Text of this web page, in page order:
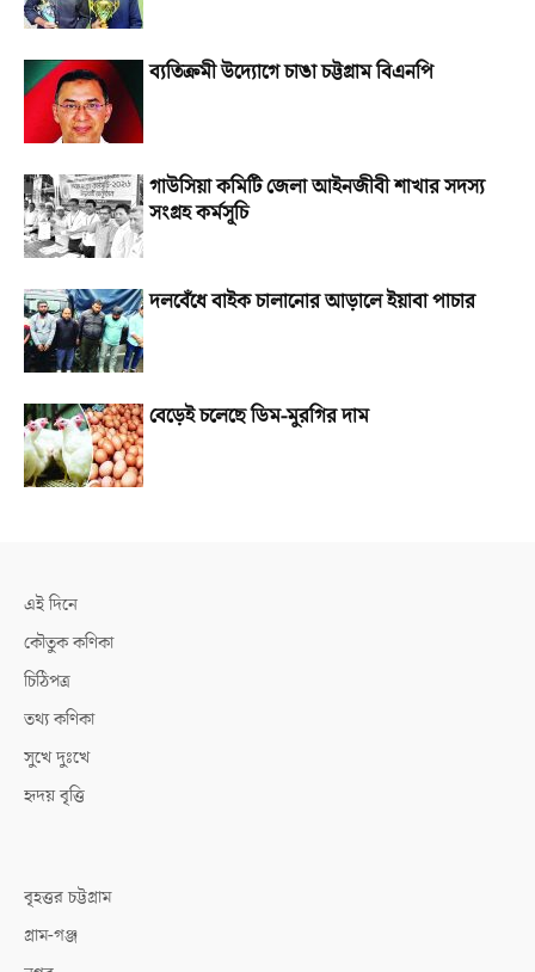
ব্যতিক্রমী উদ্যোগে চাঙা চট্টগ্রাম বিএনপি
গাউসিয়া কমিটি জেলা আইনজীবী শাখার সদস্য
সংগ্রহ কর্মসূচি
দলবেঁধে বাইক চালানোর আড়ালে ইয়াবা পাচার
বেড়েই চলেছে ডিম-মুরগির দাম
এই দিনে
কৌতুক কণিকা
চিঠিপত্র
তথ্য কণিকা
সুখে দুঃখে
হৃদয় বৃত্তি
বৃহত্তর চট্টগ্রাম
গ্রাম-গঞ্জ